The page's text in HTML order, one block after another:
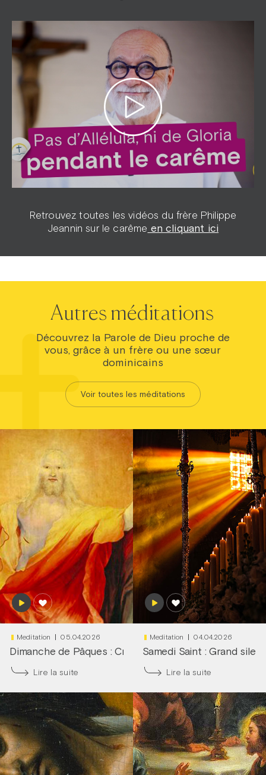
Retrouvez toutes les vidéos du frère Philippe
Jeannin sur le carême en cliquant ici
Autres méditations
Découvrez la Parole de Dieu proche de
vous, grâce à un frère ou une sœur
dominicains
Voir toutes les méditations
Meditation 05.04.2026
Dimanche de Pâques : Cri du cœur ! | Frère François-
Lire la suite
Meditation 04.04.2026
Samedi Saint : Grand
Lire la suite